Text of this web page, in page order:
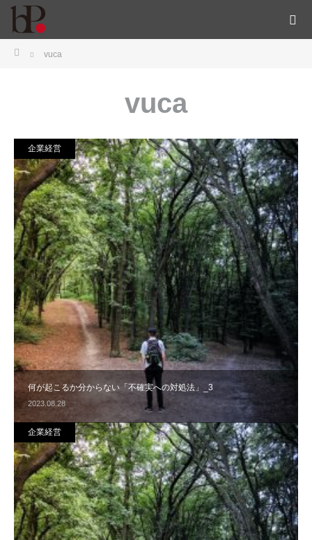
ホームvuca
vuca
何が起こるか分からない「不確実への対処法」_3
2023.08.28
企業経営
企業経営